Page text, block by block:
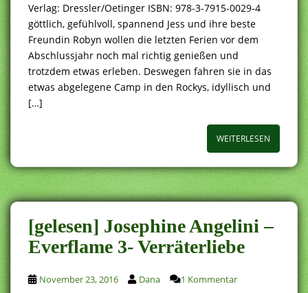
Verlag: Dressler/Oetinger ISBN: 978-3-7915-0029-4
göttlich, gefühlvoll, spannend Jess und ihre beste
Freundin Robyn wollen die letzten Ferien vor dem
Abschlussjahr noch mal richtig genießen und
trotzdem etwas erleben. Deswegen fahren sie in das
etwas abgelegene Camp in den Rockys, idyllisch und
[…]
WEITERLESEN
[gelesen] Josephine Angelini –
Everflame 3- Verräterliebe
November 23, 2016 Dana 1 Kommentar